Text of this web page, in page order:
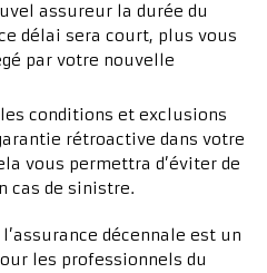
assureur la durée du
délai sera court, plus vous
par votre nouvelle
conditions et exclusions
rétroactive dans votre
vous permettra d’éviter de
cas de sinistre.
décennale est un
les professionnels du